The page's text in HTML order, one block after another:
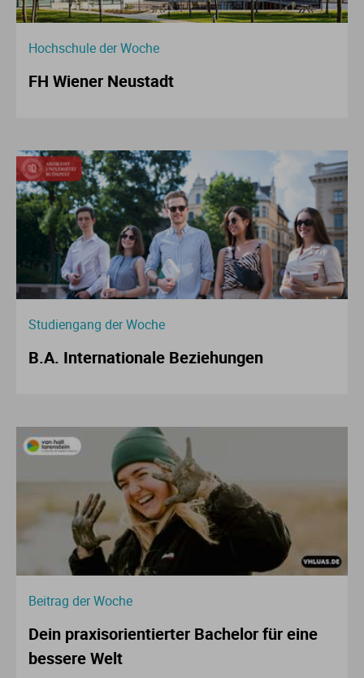
Hochschule der Woche
FH Wiener Neustadt
Studiengang der Woche
B.A. Internationale Beziehungen
Beitrag der Woche
Dein praxisorientierter Bachelor für eine
bessere Welt